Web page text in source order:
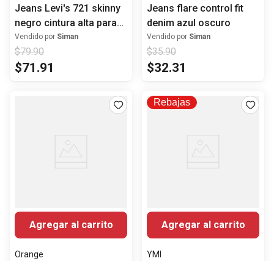
Jeans Levi's 721 skinny
negro cintura alta para
dama
Vendido por Siman
$79.90
$71 .91
Jeans flare control fit
denim azul oscuro
Vendido por Siman
$35.90
$32.31
Agregar al carrito
Orange
Rebajas
Agregar al carrito
YMI